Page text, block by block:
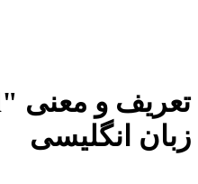
زبان انگلیسی